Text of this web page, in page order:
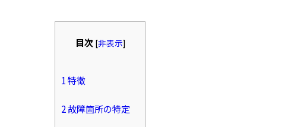
目次 [非表示]
1特徴
2故障箇所の特定